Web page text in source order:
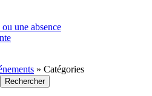
une absence
» Catégories